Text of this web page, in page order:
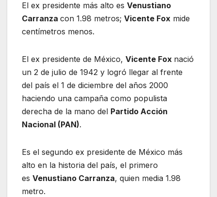
El ex presidente más alto es Venustiano
Carranza con 1.98 metros; Vicente Fox mide
centímetros menos.
El ex presidente de México, Vicente Fox nació
un 2 de julio de 1942 y logró llegar al frente
del país el 1 de diciembre del años 2000
haciendo una campaña como populista
derecha de la mano del Partido Acción
Nacional (PAN).
Es el segundo ex presidente de México más
alto en la historia del país, el primero
es Venustiano Carranza, quien media 1.98
metro.